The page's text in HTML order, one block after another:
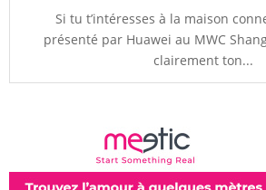
Si tu t’intéresses à la maison
présenté par Huawei au MWC
clairement ton...